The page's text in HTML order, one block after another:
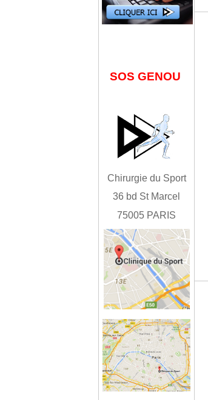
SOS GENOU
Chirurgie du Sport
36 bd St Marcel
75005 PARIS